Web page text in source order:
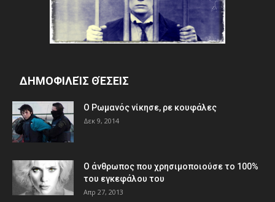
ΔΗΜΟΦΙΛΕΊΣ ΘΈΣΕΙΣ
Ο Ρωμανός νίκησε, ρε κουφάλες
Δεκ 9, 2014
Ο άνθρωπος που χρησιμοποιούσε το 100%
του εγκεφάλου του
Απρ 27, 2013